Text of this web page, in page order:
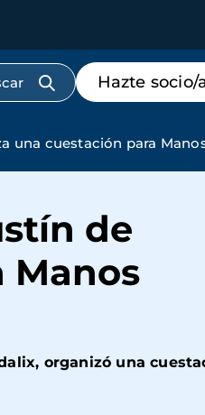
Menú
de
destacados
Hazte socio/
una cuestación para
de
Manos
organizó una